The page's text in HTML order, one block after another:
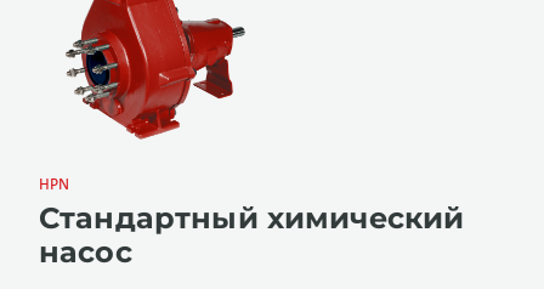
HPN
Стандартный химический
насос